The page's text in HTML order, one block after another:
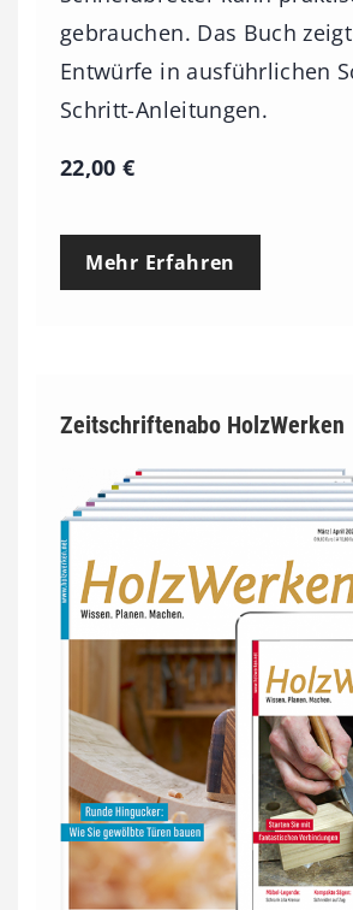
gebrauchen. Das Buch
Entwürfe in ausführlichen
Schritt-Anleitungen.
22,00€
Mehr Erfahren
Zeitschriftenabo HolzWerken